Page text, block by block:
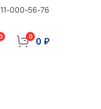
000-56-76
0 0 ₽